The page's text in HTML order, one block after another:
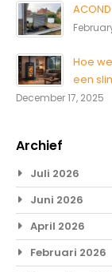
Hoe
een
December 17, 2025
Archief
Juli 2026
Juni 2026
April 2026
Februari 2026